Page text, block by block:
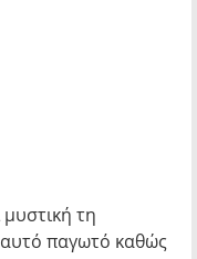
τη
παγωτό καθώς